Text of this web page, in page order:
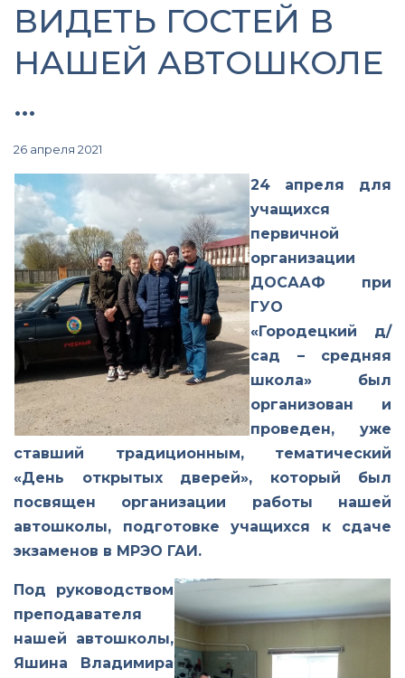
ВИДЕТЬ ГОСТЕЙ В
НАШЕЙ АВТОШКОЛЕ
…
26 апреля 2021
24 апреля для
учащихся
первичной
организации
ДОСААФ при
ГУО
«Городецкий д/
сад – средняя
школа» был
организован и
проведен, уже
ставший традиционным, тематический
«День открытых дверей», который был
посвящен организации работы нашей
автошколы, подготовке учащихся к сдаче
экзаменов в МРЭО ГАИ.
Под руководством
преподавателя
нашей автошколы,
Яшина Владимира